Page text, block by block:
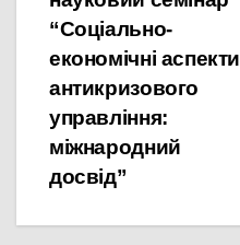
“Соціально-
економічні аспекти
антикризового
управління:
міжнародний
досвід”